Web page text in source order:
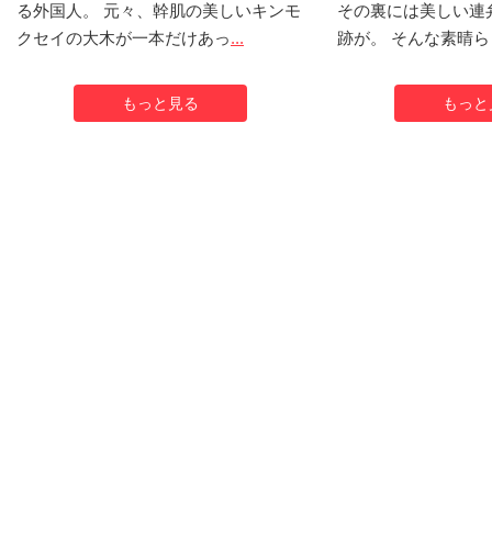
る外国人。 元々、幹肌の美しいキンモ
クセイの大木が一本だけあっ...
もっと見る
その裏には美しい連
跡が。 そんな素晴
もっ